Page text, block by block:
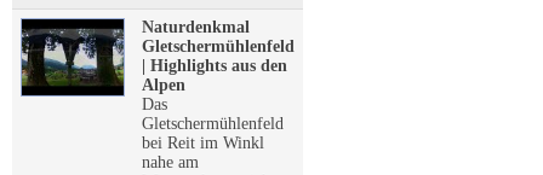
Naturdenkmal
Gletschermühlenfeld
| Highlights aus den
Alpen
Das
Gletschermühlenfeld
bei Reit im Winkl
nahe am